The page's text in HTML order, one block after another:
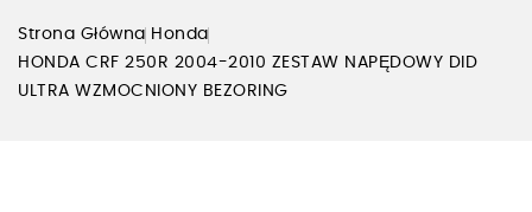
Strona Główna Honda
HONDA CRF 250R 2004-2010 ZESTAW NAPĘDOWY DID
ULTRA WZMOCNIONY BEZORING